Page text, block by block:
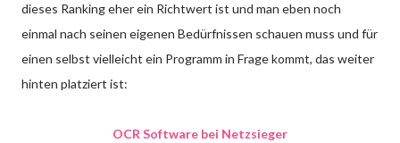
dieses Ranking eher ein Richtwert ist und man eben noch
einmal nach seinen eigenen Bedürfnissen schauen muss und für
einen selbst vielleicht ein Programm in Frage kommt, das weiter
hinten platziert ist:
OCR Software bei Netzsieger